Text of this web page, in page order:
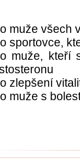
muže všech
sportovce,
muže, kteří
zlepšení
muže s